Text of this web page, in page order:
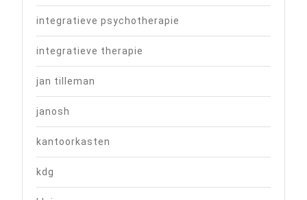
integratieve psychotherapie
integratieve therapie
jan tilleman
janosh
kantoorkasten
kdg